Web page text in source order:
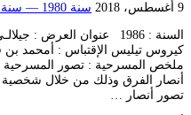
9 أغسطس، 2018 سنة 1980 — سنة 1989
السنة : 1986 عنوان العرض
كيروس تيليس الإقتباس : أمحمد
ملخص المسرحية : تصور المسرحية
أنصار الفرق وذلك من خلال شخصية
تصور أنصار …